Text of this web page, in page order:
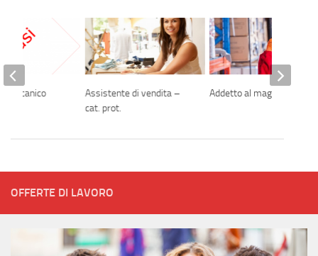
Assistente di vendita –
cat. prot.
Addetto al magazzino
meccanico
OFFERTE DI LAVORO